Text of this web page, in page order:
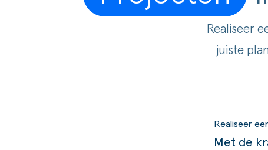
Realiseer
juiste
Realiseer
Met de